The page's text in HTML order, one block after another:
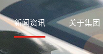
新闻资讯 关于集团